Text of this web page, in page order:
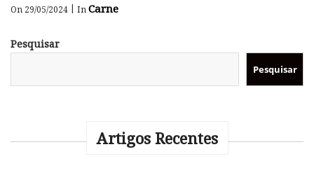
On 29/05/2024 | InCarne
Pesquisar
Pesquisar
Artigos Recentes